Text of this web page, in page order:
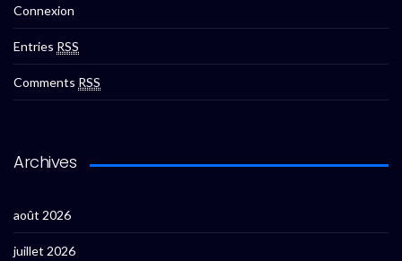
Connexion
Entries RSS
Comments RSS
Archives
août 2026
juillet 2026